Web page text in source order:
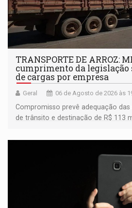
TRANSPORTE DE ARROZ:
cumprimento da legislação
de cargas por empresa
Geral 06 de Agosto de 2026 às
Compromisso prevê adequação
de trânsito e destinação de R$ 113